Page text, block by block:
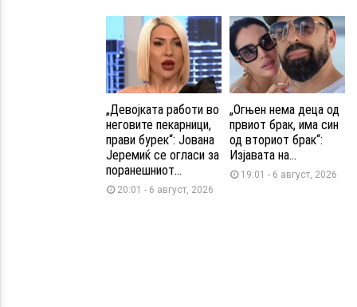
„Девојката работи во
неговите пекарници,
прави бурек“: Јована
Јеремиќ се огласи за
поранешниот...
20:01 - 6 август, 2026
„Огњен нема деца од
првиот брак, има син
од вториот брак“:
Изјавата на...
19:01 - 6 август, 2026